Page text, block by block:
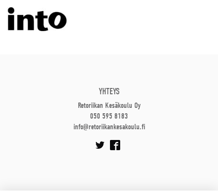
YHTEYS
Retoriikan Kesäkoulu Oy
050 595 8183
info@retoriikankesakoulu.fi